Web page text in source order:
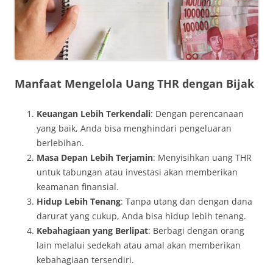
Manfaat Mengelola Uang THR dengan Bijak
Keuangan Lebih Terkendali: Dengan perencanaan
yang baik, Anda bisa menghindari pengeluaran
berlebihan.
Masa Depan Lebih Terjamin: Menyisihkan uang THR
untuk tabungan atau investasi akan memberikan
keamanan finansial.
Hidup Lebih Tenang: Tanpa utang dan dengan dana
darurat yang cukup, Anda bisa hidup lebih tenang.
Kebahagiaan yang Berlipat: Berbagi dengan orang
lain melalui sedekah atau amal akan memberikan
kebahagiaan tersendiri.